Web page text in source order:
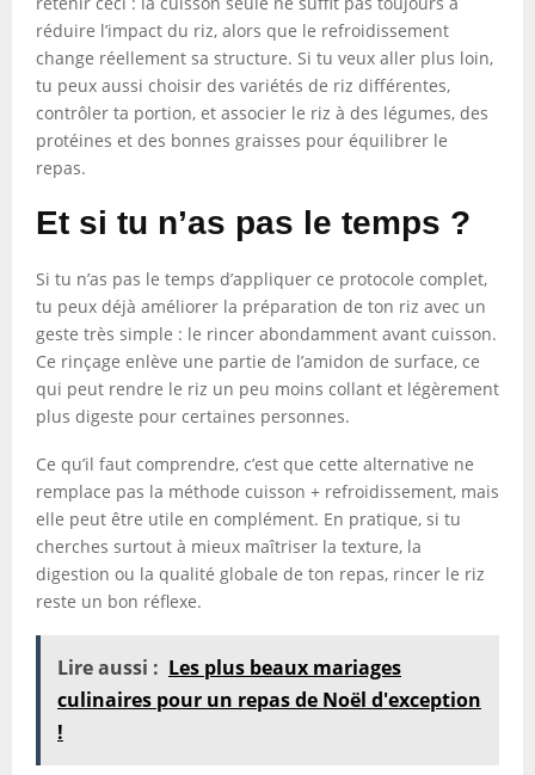
réduire l’impact du riz, alors que le refroidissement
change réellement sa structure. Si tu veux aller plus loin,
tu peux aussi choisir des variétés de riz différentes,
contrôler ta portion, et associer le riz à des légumes, des
protéines et des bonnes graisses pour équilibrer le
repas.
Et si tu n’as pas le temps ?
Si tu n’as pas le temps d’appliquer ce protocole complet,
tu peux déjà améliorer la préparation de ton riz avec un
geste très simple : le rincer abondamment avant cuisson.
Ce rinçage enlève une partie de l’amidon de surface, ce
qui peut rendre le riz un peu moins collant et légèrement
plus digeste pour certaines personnes.
Ce qu’il faut comprendre, c’est que cette alternative ne
remplace pas la méthode cuisson + refroidissement, mais
elle peut être utile en complément. En pratique, si tu
cherches surtout à mieux maîtriser la texture, la
digestion ou la qualité globale de ton repas, rincer le riz
reste un bon réflexe.
Lire aussi : Les plus beaux mariages
culinaires pour un repas de Noël d'exception
!